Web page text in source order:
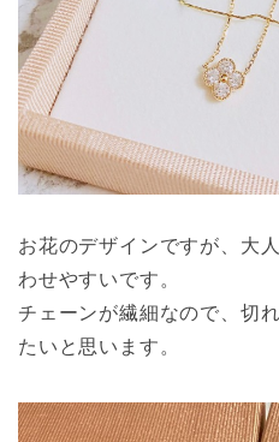
お花のデザインですが、大
わせやすいです。
チェーンが繊細なので、切
たいと思います。